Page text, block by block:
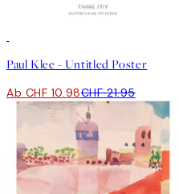
Paul Klee - Untitled Poster
Ab CHF 10.98CHF 21.95